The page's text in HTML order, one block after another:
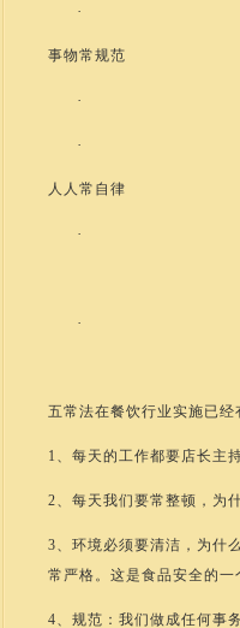
·
事物常规范
·
·
人人常自律
·
·
五常法在餐饮行业实施已经
1、每天的工作都要店长主
2、每天我们要常整顿，为
3、环境必须要清洁，为什
常严格。这是食品安全的一
4、规范：我们做成任何事